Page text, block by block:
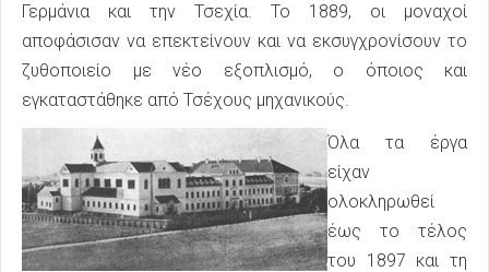
Γερμάνια και την Τσεχία. Το 1889, οι μοναχοί
αποφάσισαν να επεκτείνουν και να εκσυγχρονίσουν το
ζυθοποιείο με νέο εξοπλισμό, ο όποιος και
εγκαταστάθηκε από Τσέχους μηχανικούς.
Όλα τα έργα
είχαν
ολοκληρωθεί
έως το τέλος
του 1897 και τη